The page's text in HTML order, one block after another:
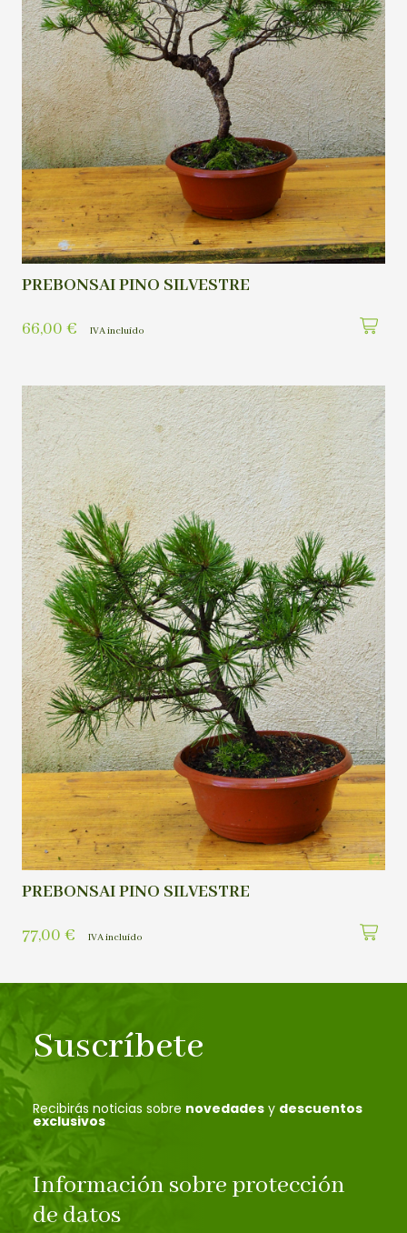
PREBONSAI PINO SILVESTRE
66,00 € IVA incluído
PREBONSAI PINO SILVESTRE
77,00 € IVA incluído
Suscríbete
Recibirás noticias sobre novedades y descuentos
exclusivos
Información sobre protección
de datos